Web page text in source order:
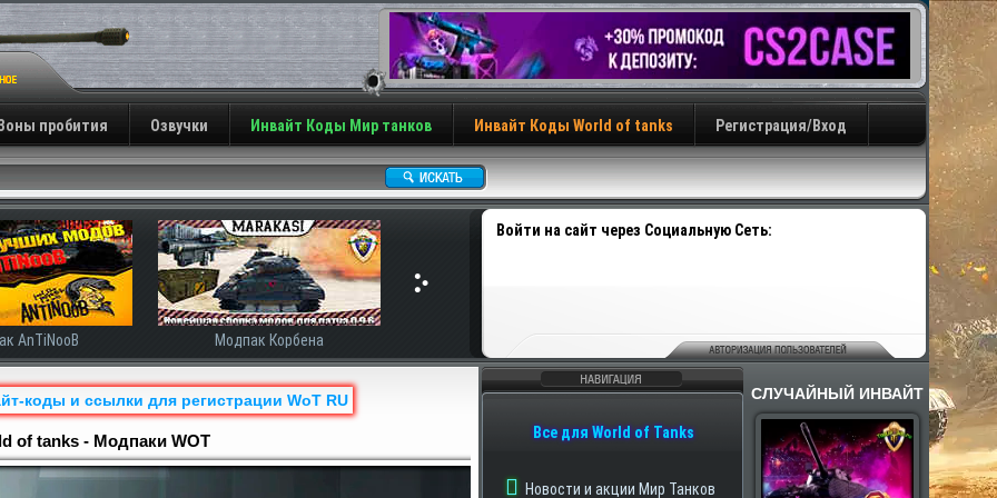
пробития Озвучки Инвайт Коды Мир танков Инвайт Коды World of tanks Регистрация/Вход
Войти на сайт через Социальную Сеть:
AnTiNooB Модпак Корбена
СЛУЧАЙНЫЙ ИНВАЙТ
Навигация
Все для World of Tanks
Новости и акции Мир Танков
коды и ссылки для регистрации WoT RU
of tanks - Модпаки WOT